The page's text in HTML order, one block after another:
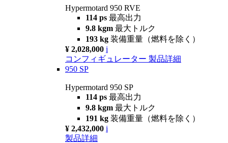
Hypermotard 950 RVE
114 ps 最高出力
9.8 kgm 最大トルク
193 kg 装備重量（燃料を除く）
¥ 2,028,000 i
コンフィギュレーター 製品詳細
950 SP
Hypermotard 950 SP
114 ps 最高出力
9.8 kgm 最大トルク
191 kg 装備重量（燃料を除く）
¥ 2,432,000 i
製品詳細